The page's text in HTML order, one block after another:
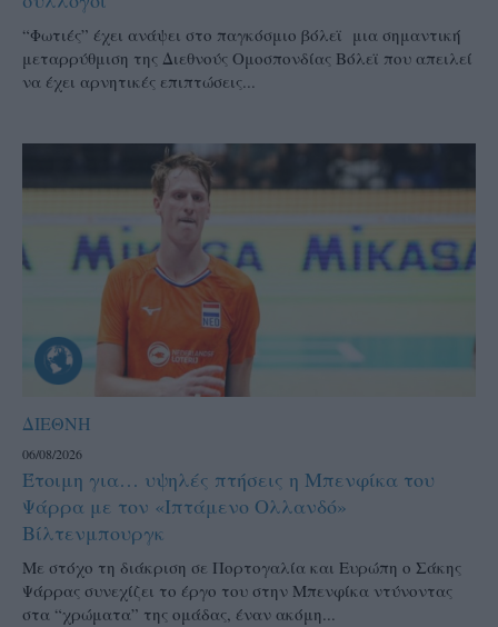
“Φωτιές” έχει ανάψει στο παγκόσμιο βόλεϊ μια σημαντική
μεταρρύθμιση της Διεθνούς Ομοσπονδίας Βόλεϊ που απειλεί
να έχει αρνητικές επιπτώσεις...
ΔΙΕΘΝΗ
06/08/2026
Έτοιμη για… υψηλές πτήσεις η Μπενφίκα του
Ψάρρα με τον «Ιπτάμενο Ολλανδό»
Βίλτενμπουργκ
Mε στόχο τη διάκριση σε Πορτογαλία και Ευρώπη ο Σάκης
Ψάρρας συνεχίζει το έργο του στην Μπενφίκα ντύνοντας
στα “χρώματα” της ομάδας, έναν ακόμη...